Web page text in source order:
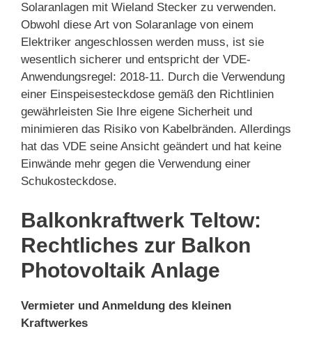
Solaranlagen mit Wieland Stecker zu verwenden.
Obwohl diese Art von Solaranlage von einem
Elektriker angeschlossen werden muss, ist sie
wesentlich sicherer und entspricht der VDE-
Anwendungsregel: 2018-11. Durch die Verwendung
einer Einspeisesteckdose gemäß den Richtlinien
gewährleisten Sie Ihre eigene Sicherheit und
minimieren das Risiko von Kabelbränden. Allerdings
hat das VDE seine Ansicht geändert und hat keine
Einwände mehr gegen die Verwendung einer
Schukosteckdose.
Balkonkraftwerk Teltow:
Rechtliches zur Balkon
Photovoltaik Anlage
Vermieter und Anmeldung des kleinen
Kraftwerkes